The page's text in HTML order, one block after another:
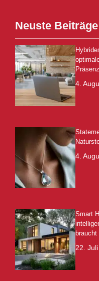
Neuste Beiträge
Präsenz
4.
4.
Smart
braucht
22.